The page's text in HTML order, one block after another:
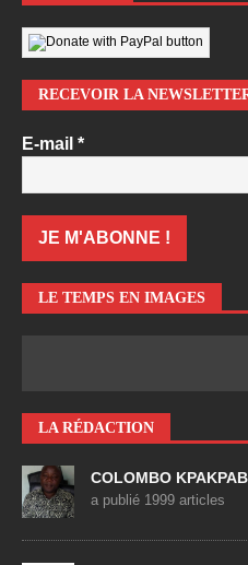
RECEVOIR LA
E-mail *
LE TEMPS EN IMAGES
LA RÉDACTION
COLOMBO
a publié 1999 articles